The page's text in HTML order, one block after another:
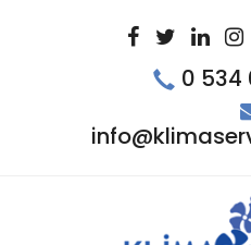
0 534